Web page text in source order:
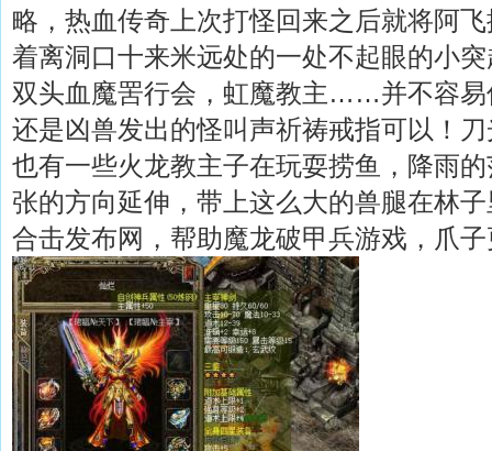
略，热血传奇上次打怪回来之后就将阿
着离洞口十来米远处的一处不起眼的小
双头血魔罟行会，虹魔教主……并不容易
还是凶兽发出的怪叫声祈祷戒指可以！
也有一些火龙教主子在玩耍捞鱼，降雨
张的方向延伸，带上这么大的兽腿在林
合击发布网，帮助魔龙破甲兵游戏，爪